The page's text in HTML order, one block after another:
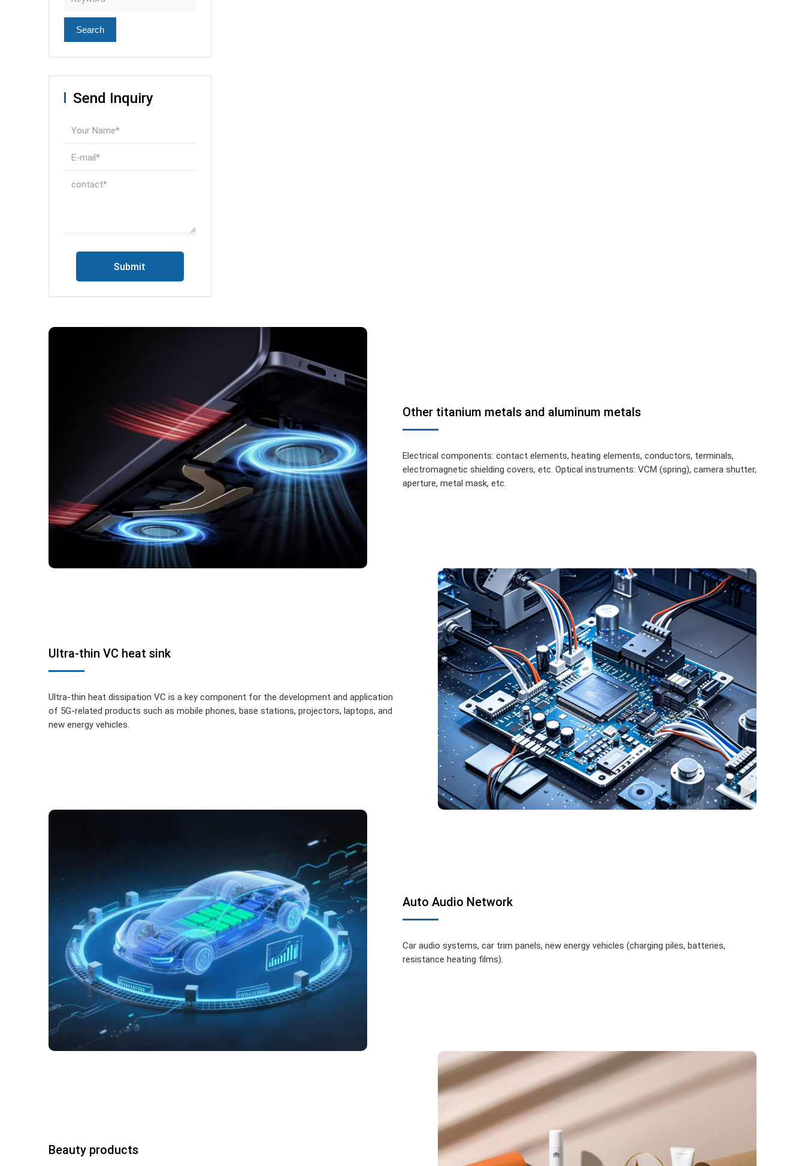
Send Inquiry
Other titanium metals and aluminum metals
Electrical components: contact elements, heating elements, conductors, terminals,
electromagnetic shielding covers, etc. Optical instruments: VCM (spring), camera shutter,
aperture, metal mask, etc.
Ultra-thin VC heat sink
Ultra-thin heat dissipation VC is a key component for the development and application
of 5G-related products such as mobile phones, base stations, projectors, laptops, and
new energy vehicles.
Auto Audio Network
Car audio systems, car trim panels, new energy vehicles (charging piles, batteries,
resistance heating films).
Beauty products